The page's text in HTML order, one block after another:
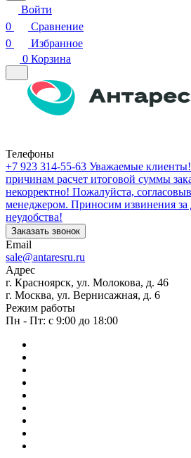
Войти
0
Сравнение
0
Избранное
0 Корзина
Телефоны
+7 923 314-55-63 Уважаемые
причинам расчет итоговой суммы
некорректно! Пожалуйста,
менеджером. Приносим извинения за
неудобства!
Заказать звонок
Email
sale@antaresru.ru
Адрес
г. Красноярск, ул. Молокова, д. 46
г. Москва, ул. Вернисажная, д. 6
Режим работы
Пн - Пт: с 9:00 до 18:00